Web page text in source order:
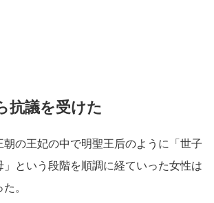
抗議を受けた
朝の王妃の中で明聖王后のように「世子
という段階を順調に経ていった女性は
。